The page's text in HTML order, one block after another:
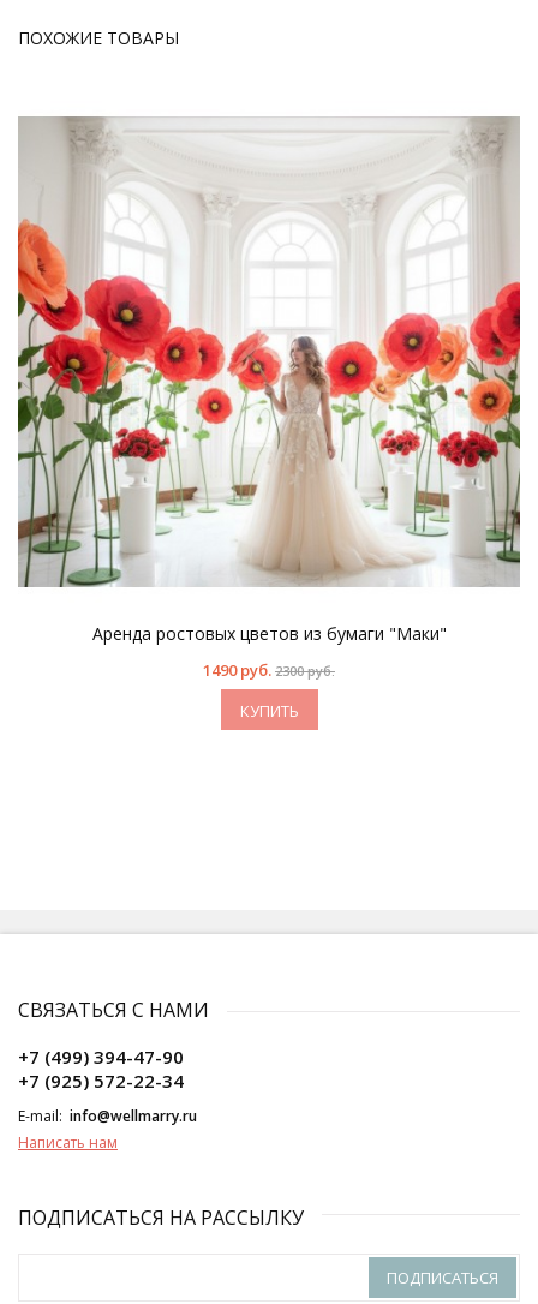
ПОХОЖИЕ ТОВАРЫ
Аренда ростовых цветов из бумаги "Маки"
1490 руб. 2300 руб.
КУПИТЬ
СВЯЗАТЬСЯ С НАМИ
+7 (499) 394-47-90
+7 (925) 572-22-34
E-mail: info@wellmarry.ru
Написать нам
ПОДПИСАТЬСЯ НА РАССЫЛКУ
ПОДПИСАТЬСЯ